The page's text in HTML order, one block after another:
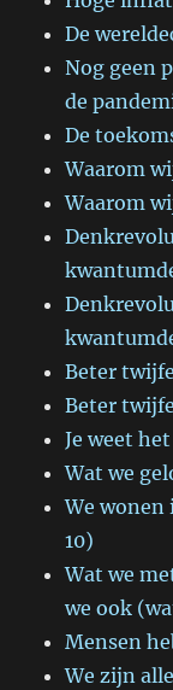
De
Nog geen
de
De
Waarom
Waarom
Beter
Beter
Je weet
Wat we
We wonen
10)
Wat we
we ook
Mensen
We zijn